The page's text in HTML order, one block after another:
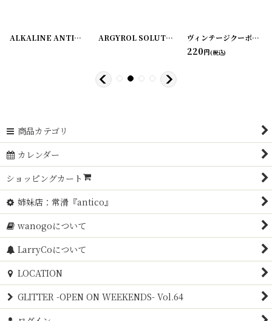
1][20220628-12]ALKALINE ANTISEPTIC ラベル2枚セット ZUMSTEG BROTHERS [
ARGYROL SOLUTION ラベル3枚セット [ ヴィンテージクーポン ロールチケット＜ダブル＞ 10枚SET
220円(税込)
商品カテゴリ
カレンダー
ショッピングカート
姉妹店：常滑『antico』
wanogoについて
LarryCoについて
LOCATION
GLITTER -OPEN ON WEEKENDS- Vol.64